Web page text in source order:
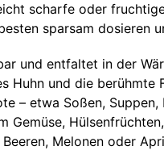
scharfe oder
sparsam dosieren
und entfaltet in der
Huhn und die
– etwa Soßen,
Gemüse,
Melonen oder